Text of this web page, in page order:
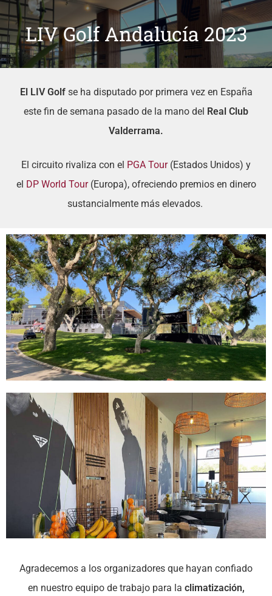
LIV Golf Andalucía 2023
El LIV Golfse ha disputado por primera vez en España
este fin de semana pasado de la mano del Real Club
Valderrama.
El circuito rivaliza con el PGA Tour(Estados Unidos) y
el DP World Tour(Europa), ofreciendo premios en dinero
sustancialmente más elevados.
Agradecemos a los organizadores que hayan confiado
en nuestro equipo de trabajo para la climatización,